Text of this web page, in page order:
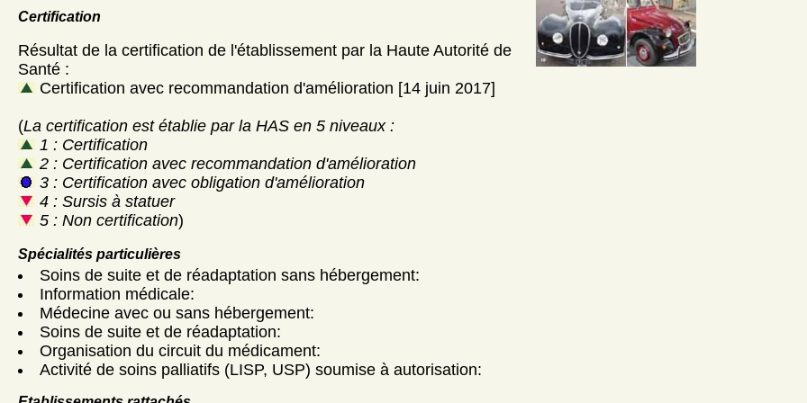
Certification
Résultat de la certification de l'établissement par la Haute Autorité de
Santé :
Certification avec recommandation d'amélioration [14 juin 2017]
(La certification est établie par la HAS en 5 niveaux :
1 : Certification
2 : Certification avec recommandation d'amélioration
3 : Certification avec obligation d'amélioration
4 : Sursis à statuer
5 : Non certification)
Spécialités particulières
Soins de suite et de réadaptation sans hébergement:
Information médicale:
Médecine avec ou sans hébergement:
Soins de suite et de réadaptation:
Organisation du circuit du médicament:
Activité de soins palliatifs (LISP, USP) soumise à autorisation: